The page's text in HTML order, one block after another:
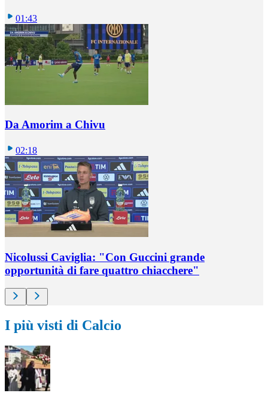
01:43
Da Amorim a Chivu
02:18
Nicolussi Caviglia: "Con Guccini grande
opportunità di fare quattro chiacchere"
I più visti di Calcio